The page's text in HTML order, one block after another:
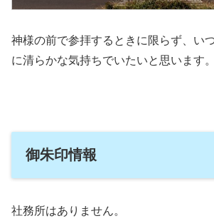
神様の前で参拝するときに限らず、い
に清らかな気持ちでいたいと思います。
御朱印情報
社務所はありません。